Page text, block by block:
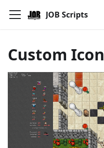
JOB Scripts
Custom Icon